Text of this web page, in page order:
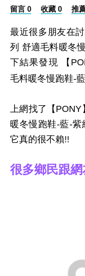
留言 0 收藏 0 推
最近很多朋友在
列 舒適毛料暖冬
下結果發現 【
毛料暖冬慢跑鞋-
上網找了【PONY
暖冬慢跑鞋-藍-
它真的很不賴!!
很多鄉民跟